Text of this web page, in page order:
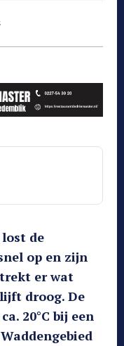
lost de
op en zijn
er wat
droog. De
20°C bij een